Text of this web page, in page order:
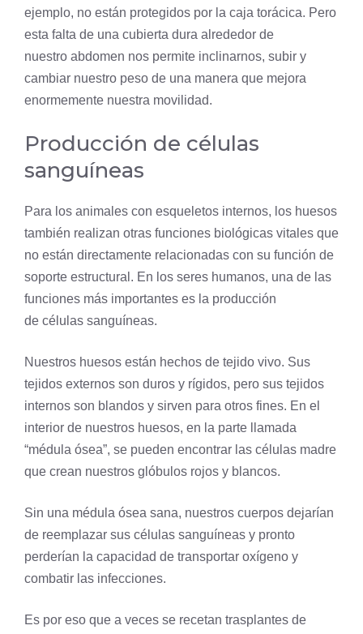
ejemplo, no están protegidos por la caja torácica. Pero
esta falta de una cubierta dura alrededor de
nuestro abdomen nos permite inclinarnos, subir y
cambiar nuestro peso de una manera que mejora
enormemente nuestra movilidad.
Producción de células
sanguíneas
Para los animales con esqueletos internos, los huesos
también realizan otras funciones biológicas vitales que
no están directamente relacionadas con su función de
soporte estructural. En los seres humanos, una de las
funciones más importantes es la producción
de células sanguíneas.
Nuestros huesos están hechos de tejido vivo. Sus
tejidos externos son duros y rígidos, pero sus tejidos
internos son blandos y sirven para otros fines. En el
interior de nuestros huesos, en la parte llamada
“médula ósea”, se pueden encontrar las células madre
que crean nuestros glóbulos rojos y blancos.
Sin una médula ósea sana, nuestros cuerpos dejarían
de reemplazar sus células sanguíneas y pronto
perderían la capacidad de transportar oxígeno y
combatir las infecciones.
Es por eso que a veces se recetan trasplantes de